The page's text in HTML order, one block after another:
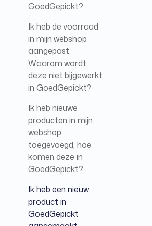
GoedGepickt?
Ik heb de voorraad
in mijn webshop
aangepast.
Waarom wordt
deze niet bijgewerkt
in GoedGepickt?
Ik heb nieuwe
producten in mijn
webshop
toegevoegd, hoe
komen deze in
GoedGepickt?
Ik heb een nieuw
product in
GoedGepickt